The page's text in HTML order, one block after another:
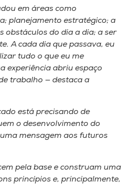
em áreas como
planejamento estratégico; a
obstáculos do dia a dia; a ser
A cada dia que passava, eu
tudo o que eu me
experiência abriu espaço
trabalho — destaca a
está precisando de
o desenvolvimento do
mensagem aos futuros
pela base e construam uma
princípios e, principalmente,